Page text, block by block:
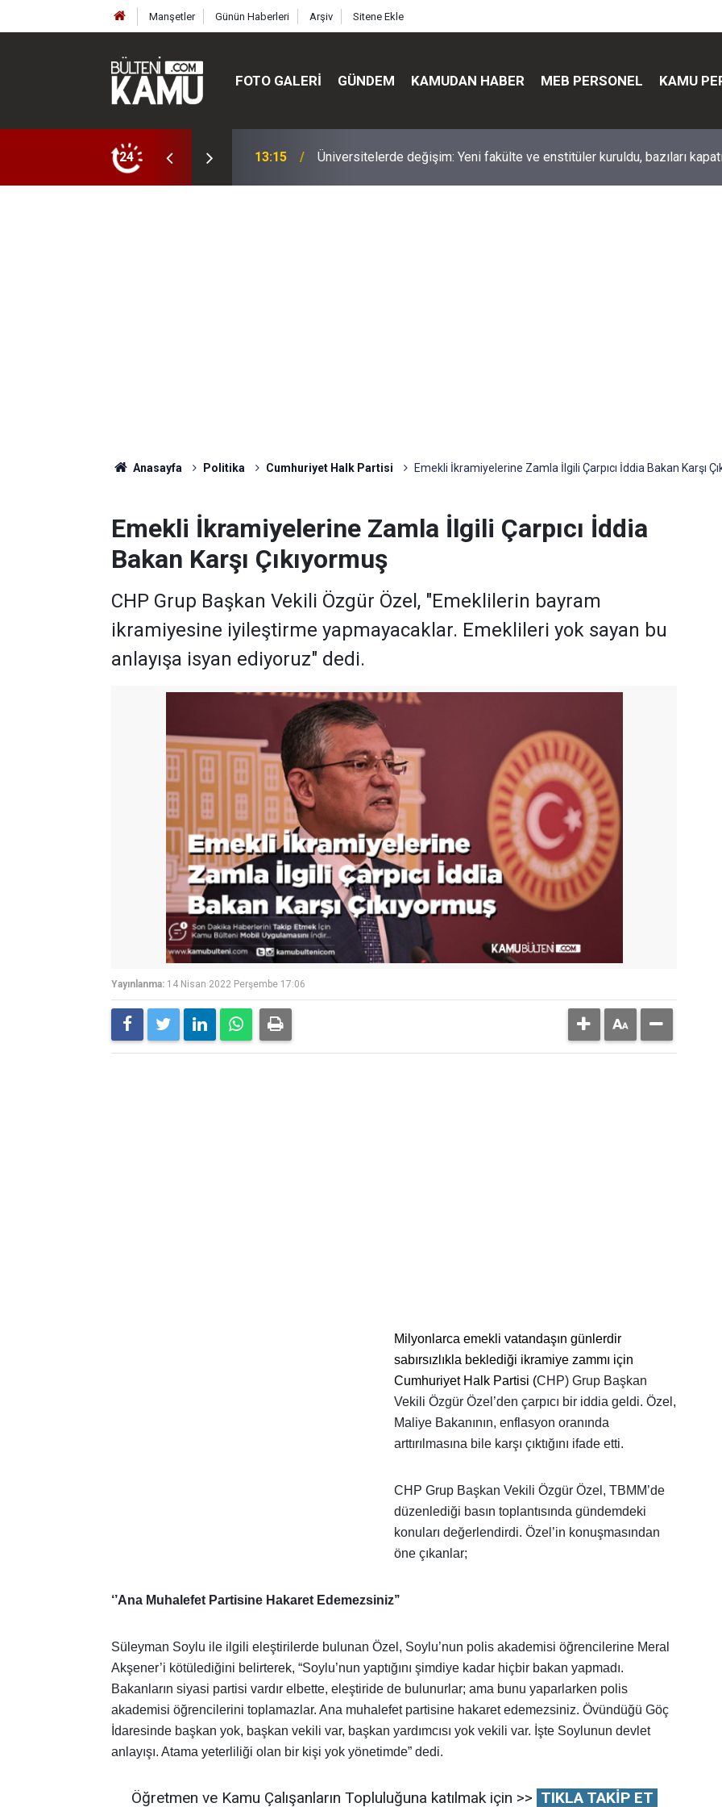
Manşetler Günün Haberleri Arşiv Sitene Ekle
FOTO GALERI GÜNDEM KAMUDAN HABER MEB PERSONEL KAMU
24
ve enstitüler kuruldu, bazıları kapatıldı 13:00 MEB’de üst düzey değişim: Genel müdürler değişti, yeni isimler atandı
Anasayfa Politika Cumhuriyet Halk Partisi Emekli İkramiyelerine Zamla İlgili Çarpıcı İddia Bakan Karşı
Emekli İkramiyelerine Zamla İlgili Çarpıcı İddia
Bakan Karşı Çıkıyormuş
CHP Grup Başkan Vekili Özgür Özel, "Emeklilerin bayram
ikramiyesine iyileştirme yapmayacaklar. Emeklileri yok sayan bu
anlayışa isyan ediyoruz" dedi.
Yayınlanma: 14 Nisan 2022 Perşembe 17:06
Milyonlarca emekli vatandaşın günlerdir
sabırsızlıkla beklediği ikramiye zammı için
Cumhuriyet Halk Partisi (CHP) Grup Başkan
Vekili Özgür Özel’den çarpıcı bir iddia geldi. Özel,
Maliye Bakanının, enflasyon oranında
arttırılmasına bile karşı çıktığını ifade etti.
CHP Grup Başkan Vekili Özgür Özel, TBMM’de
düzenlediği basın toplantısında gündemdeki
konuları değerlendirdi. Özel’in konuşmasından
öne çıkanlar;
‘’Ana Muhalefet Partisine Hakaret Edemezsiniz’’
Süleyman Soylu ile ilgili eleştirilerde bulunan Özel, Soylu’nun polis akademisi öğrencilerine Meral
Akşener’i kötülediğini belirterek, “Soylu’nun yaptığını şimdiye kadar hiçbir bakan yapmadı.
Bakanların siyasi partisi vardır elbette, eleştiride de bulunurlar; ama bunu yaparlarken polis
akademisi öğrencilerini toplamazlar. Ana muhalefet partisine hakaret edemezsiniz. Övündüğü Göç
İdaresinde başkan yok, başkan vekili var, başkan yardımcısı yok vekili var. İşte Soylunun devlet
anlayışı. Atama yeterliliği olan bir kişi yok yönetimde” dedi.
Öğretmen ve Kamu Çalışanların Topluluğuna katılmak için >> TIKLA TAKİP ET